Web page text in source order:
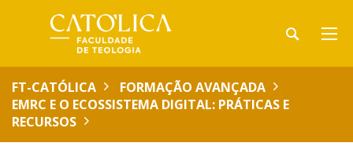
FT-CATÓLICA
FORMAÇÃO AVANÇADA
EMRC E O ECOSSISTEMA DIGITAL: PRÁTICAS E
RECURSOS